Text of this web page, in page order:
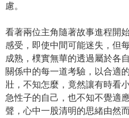
慮。
看著兩位主角隨著故事進程開
感受，即使中間可能迷失，但
成熟，樸實無華的透過屬於各
關係中的每一道考驗，以合適
壯，不知怎麼，竟然讓有時看
急性子的自己，也不知不覺適
聲，心中一股清明的思緒由然